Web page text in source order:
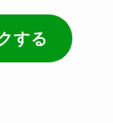
する